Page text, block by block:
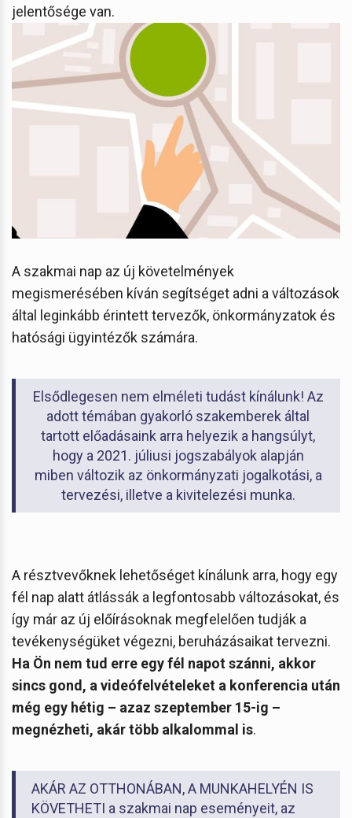
jelentősége van.
A szakmai nap az új követelmények
megismerésében kíván segítséget adni a változások
által leginkább érintett tervezők, önkormányzatok és
hatósági ügyintézők számára.
Elsődlegesen nem elméleti tudást kínálunk! Az
adott témában gyakorló szakemberek által
tartott előadásaink arra helyezik a hangsúlyt,
hogy a 2021. júliusi jogszabályok alapján
miben változik az önkormányzati jogalkotási, a
tervezési, illetve a kivitelezési munka.
A résztvevőknek lehetőséget kínálunk arra, hogy egy
fél nap alatt átlássák a legfontosabb változásokat, és
így már az új előírásoknak megfelelően tudják a
tevékenységüket végezni, beruházásaikat tervezni.
Ha Ön nem tud erre egy fél napot szánni, akkor
sincs gond, a videófelvételeket a konferencia után
még egy hétig – azaz szeptember 15-ig –
megnézheti, akár több alkalommal is.
AKÁR AZ OTTHONÁBAN, A MUNKAHELYÉN IS
KÖVETHETI a szakmai nap eseményeit, az